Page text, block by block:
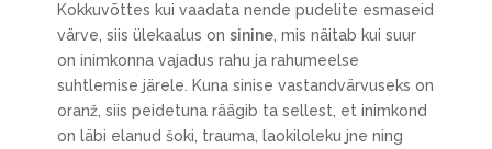
Kokkuvõttes kui vaadata nende pudelite esmaseid
värve, siis ülekaalus on sinine, mis näitab kui suur
on inimkonna vajadus rahu ja rahumeelse
suhtlemise järele. Kuna sinise vastandvärvuseks on
oranž, siis peidetuna räägib ta sellest, et inimkond
on läbi elanud šoki, trauma, laokiloleku jne ning